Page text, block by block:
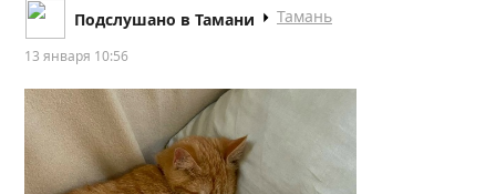
Подслушано в Тамани Тамань
13 января 10:56